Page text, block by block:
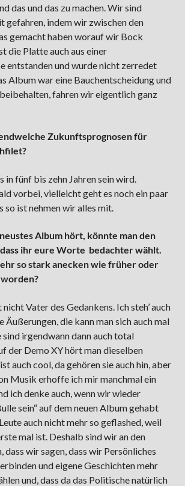
das und das zu machen. Wir sind
gefahren, indem wir zwischen den
gemacht haben worauf wir Bock
die Platte auch aus einer
entstanden und wurde nicht zerredet
Album war eine Bauchentscheidung und
fahren wir eigentlich ganz
Zukunftsprognosen für
in fünf bis zehn Jahren sein wird.
vorbei, vielleicht geht es noch ein paar
so ist nehmen wir alles mit.
Album hört, könnte man den
ihr eure Worte bedachter wählt.
so stark anecken wie früher oder
Vater des Gedankens. Ich steh’ auch
die kann man sich auch mal
sind irgendwann dann auch total
der Demo XY hört man dieselben
auch cool, da gehören sie auch hin, aber
Musik erhoffe ich mir manchmal ein
ich denke auch, wenn wir wieder
sein“ auf dem neuen Album gehabt
auch nicht mehr so geflashed, weil
mal ist. Deshalb sind wir an den
dass wir sagen, dass wir Persönliches
und eigene Geschichten mehr
und, dass da das Politische natürlich